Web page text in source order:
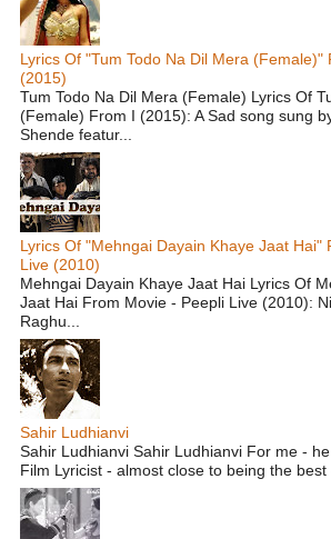
Lyrics Of "Tum Todo Na Dil Mera (Female)"
(2015)
Tum Todo Na Dil Mera (Female) Lyrics Of
(Female) From I (2015): A Sad song sung
Shende featur...
Lyrics Of "Mehngai Dayain Khaye Jaat Hai"
Live (2010)
Mehngai Dayain Khaye Jaat Hai Lyrics Of
Jaat Hai From Movie - Peepli Live (2010):
Raghu...
Sahir Ludhianvi
Sahir Ludhianvi Sahir Ludhianvi For me -
Film Lyricist - almost close to being the best